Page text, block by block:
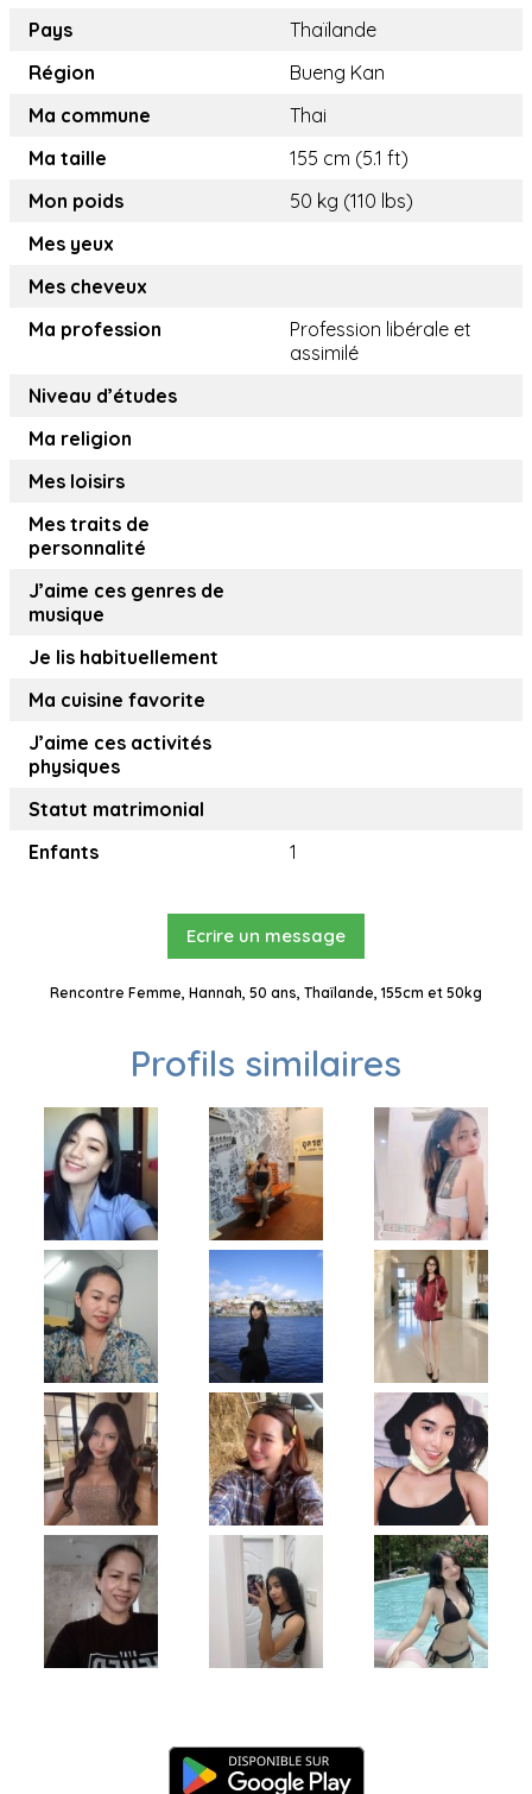
Pays
Thaïlande
Région
Bueng Kan
Ma commune
Thai
Ma taille
155 cm (5.1 ft)
Mon poids
50 kg (110 lbs)
Mes yeux
Mes cheveux
Ma profession
Profession libérale et
assimilé
Niveau d’études
Ma religion
Mes loisirs
Mes traits de
personnalité
J’aime ces genres de
musique
Je lis habituellement
Ma cuisine favorite
J’aime ces activités
physiques
Statut matrimonial
Enfants
1
Ecrire un message
Rencontre Femme, Hannah, 50 ans, Thaïlande, 155cm et 50kg
Profils similaires